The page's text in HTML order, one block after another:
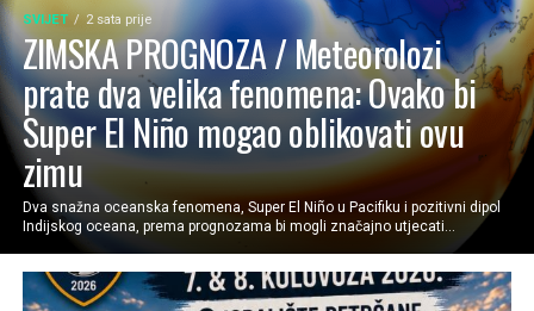
SVIJET 2 sata prije
ZIMSKA PROGNOZA / Meteorolozi
prate dva velika fenomena: Ovako bi
Super El Niño mogao oblikovati ovu
zimu
Dva snažna oceanska fenomena, Super El Niño u Pacifiku i pozitivni dipol
Indijskog oceana, prema prognozama bi mogli značajno utjecati...